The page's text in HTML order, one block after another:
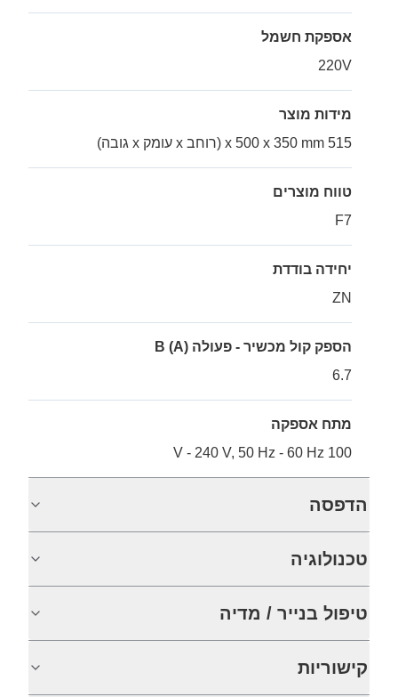
אספקת חשמל
220V
מידות מוצר
515 x 500 x 350 mm (רוחב x עומק x גובה)
טווח מוצרים
F7
יחידה בודדת
ZN
הספק קול מכשיר - פעולה B (A)
6.7
מתח אספקה
100 V - 240 V, 50 Hz - 60 Hz
הדפסה
טכנולוגיה
טיפול בנייר / מדיה
קישוריות